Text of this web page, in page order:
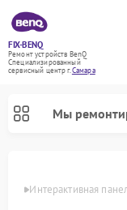
FIX-BENQ
Ремонт устройств BenQ
Специализированный
cервисный центр г.Самара
Мы
Интерактивная